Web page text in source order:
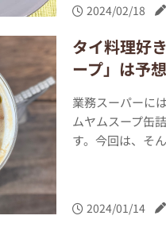
2024/02/18
タイ料理好
ープ」は予
業務スーパーに
ムヤムスープ缶
す。今回は、そ
2024/01/14